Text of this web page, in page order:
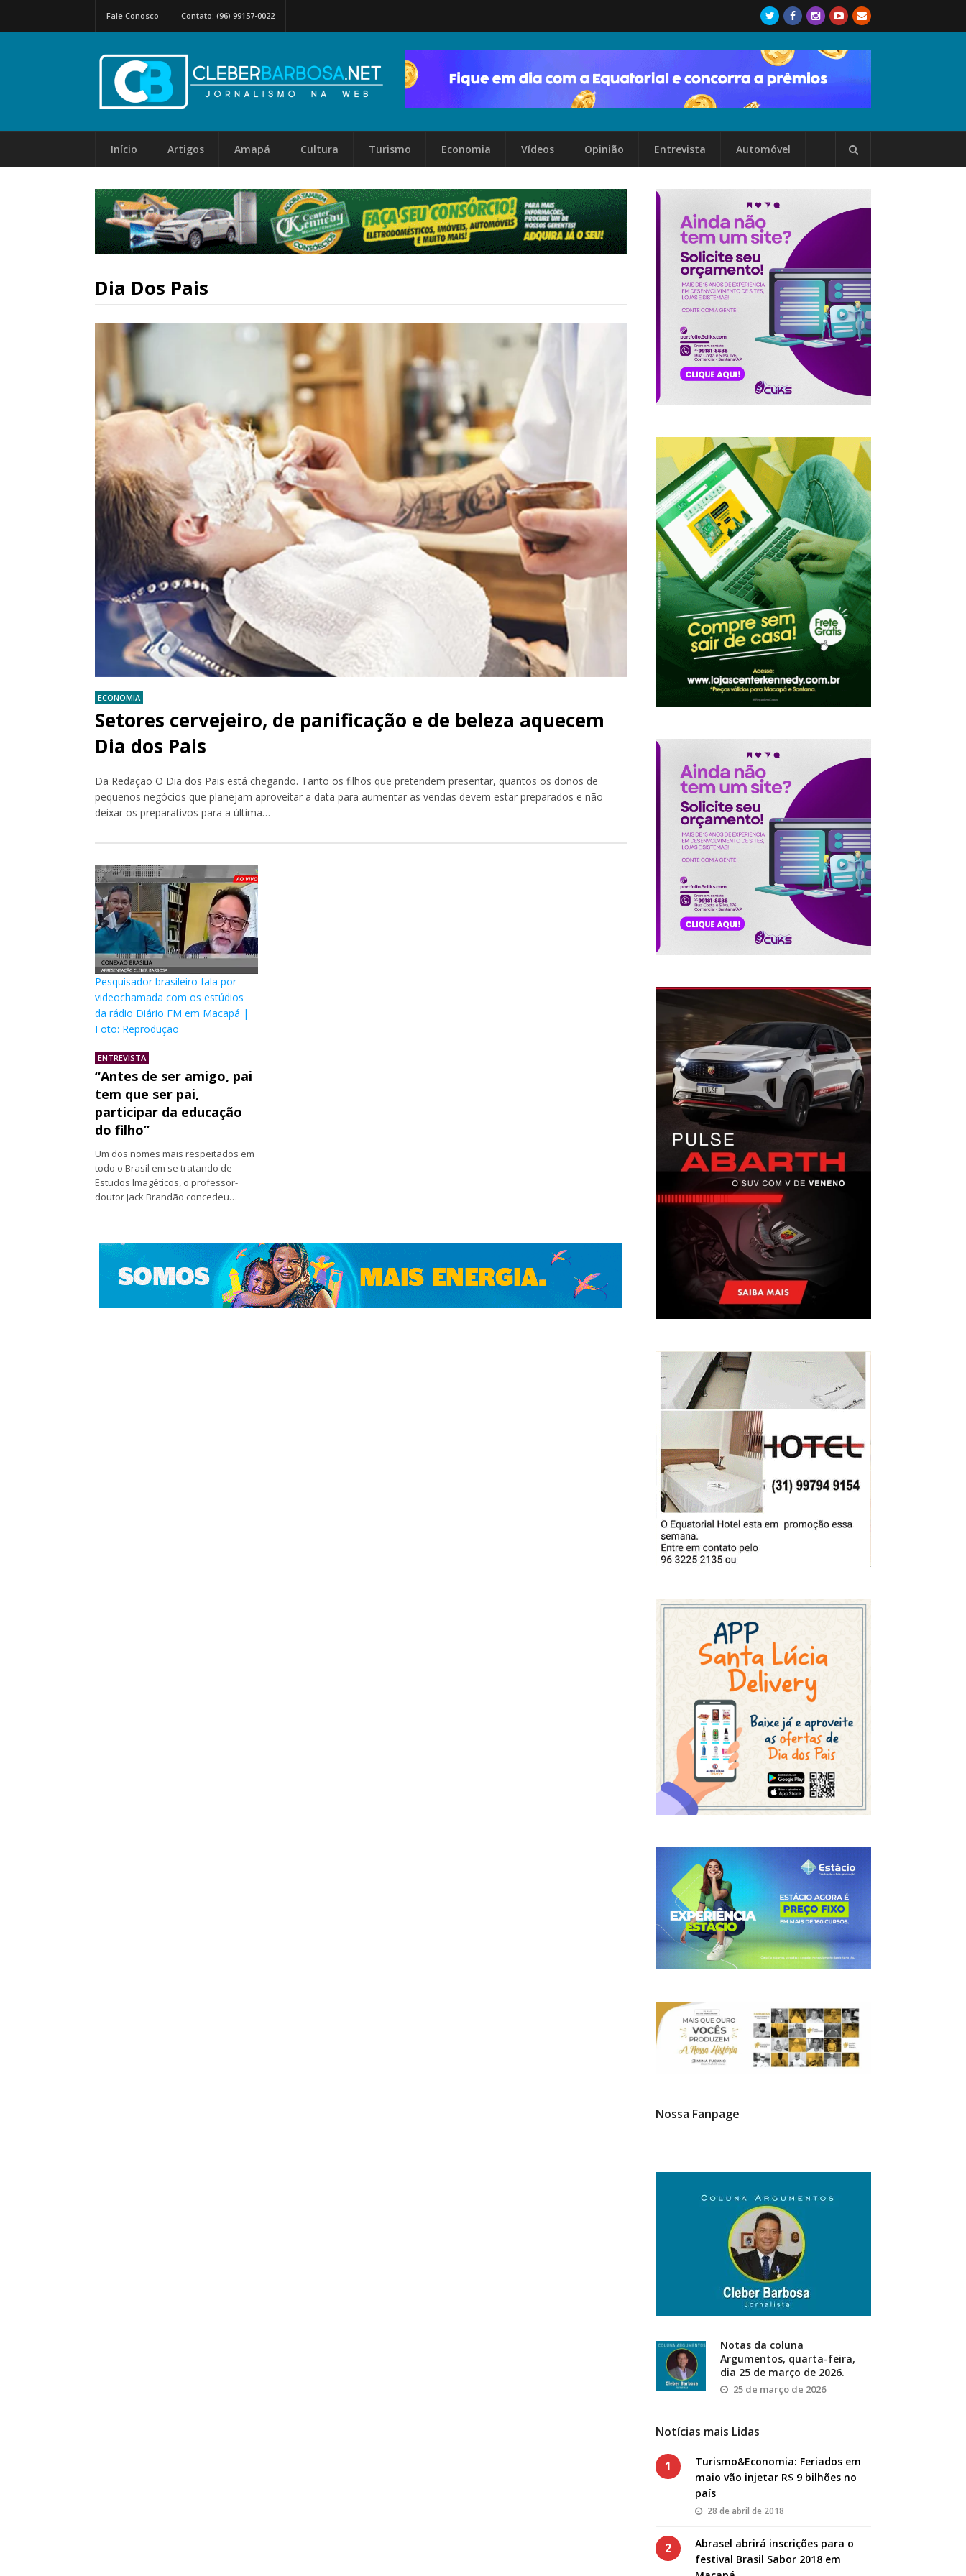
Fale Conosco Contato: (96) 99157-0022
Início Artigos Amapá Cultura Turismo Economia Vídeos Opinião Entrevista Automóvel
Dia Dos Pais
ECONOMIA
Setores cervejeiro, de panificação e de beleza aquecem
Dia dos Pais
Da Redação O Dia dos Pais está chegando. Tanto os filhos que pretendem presentar, quantos os donos de
pequenos negócios que planejam aproveitar a data para aumentar as vendas devem estar preparados e não
deixar os preparativos para a última…
Pesquisador brasileiro fala por
videochamada com os estúdios
da rádio Diário FM em Macapá |
Foto: Reprodução
ENTREVISTA
“Antes de ser amigo, pai
tem que ser pai,
participar da educação
do filho”
Um dos nomes mais respeitados em
todo o Brasil em se tratando de
Estudos Imagéticos, o professor-
doutor Jack Brandão concedeu…
Nossa Fanpage
Notas da coluna
Argumentos, quarta-feira,
dia 25 de março de 2026.
25 de março de 2026
Notícias mais Lidas
1
Turismo&Economia: Feriados em
maio vão injetar R$ 9 bilhões no
país
28 de abril de 2018
2
Abrasel abrirá inscrições para o
festival Brasil Sabor 2018 em